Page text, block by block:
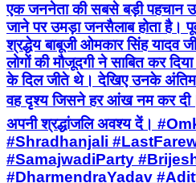
एक जननेता की सबसे बड़ी पहचान
जाने पर उमड़ा जनसैलाब होता है।
श्रद्धेय बाबूजी ओमकार सिंह यादव
लोगों की मौजूदगी ने साबित कर दिया
के दिल जीते थे। देखिए उनके
वह दृश्य जिसने हर आंख नम कर
अपनी श्रद्धांजलि अवश्य दें।
#Shradhanjali
#SamajwadiParty
#DharmendraYadav